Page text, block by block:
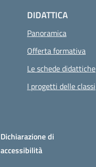
DIDATTICA
Panoramica
Offerta formativa
Le schede didattiche
I progetti delle classi
Dichiarazione di
accessibilità